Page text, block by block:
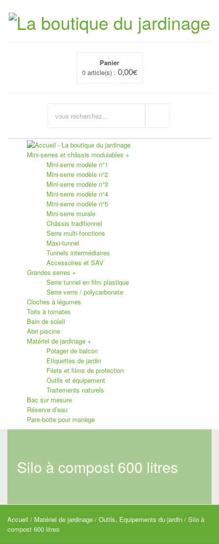
Panier
0 article(s) : 0,00€
Mini-serres et châssis modulables +
Mini-serre modèle n°1
Mini-serre modèle n°2
Mini-serre modèle n°3
Mini-serre modèle n°4
Mini-serre modèle n°5
Mini-serre murale
Châssis traditionnel
Serre multi-fonctions
Maxi-tunnel
Tunnels intermédiaires
Accessoires et SAV
Grandes serres +
Serre tunnel en film plastique
Serre verre / polycarbonate
Cloches à légumes
Toits à tomates
Bain de soleil
Abri piscine
Matériel de jardinage +
Potager de balcon
Etiquettes de jardin
Filets et films de protection
Outils et équipement
Traitements naturels
Bac sur mesure
Réserve d’eau
Pare-botte pour manège
Silo à compost 600 litres
Accueil / Matériel de jardinage / Outils, Equipements du jardin / Silo à
compost 600 litres